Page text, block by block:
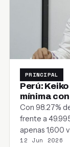
PRINCIPAL
Perú:
mínima
Con 98.27%
frente a
apenas 1,600
12 Jun 2026